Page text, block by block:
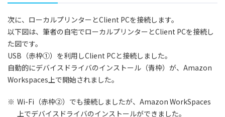
次に、ローカルプリンターとClient PCを接続します。
以下図は、筆者の自宅でローカルプリンターとClient PCを接続し
た図です。
USB（赤枠①）を利用しClient PCと接続しました。
自動的にデバイスドライバのインストール（青枠）が、Amazon
Workspaces上で開始されました。
※ Wi-Fi（赤枠②）でも接続しましたが、Amazon WorkSpaces
上でデバイスドライバのインストールができました。